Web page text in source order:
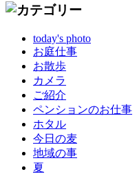
today's photo
お庭仕事
お散歩
カメラ
ご紹介
ペンションのお仕事
ホタル
今日の麦
地域の事
夏